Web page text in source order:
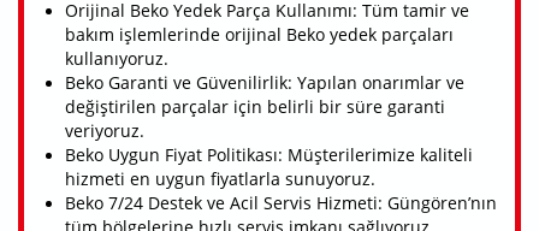
Orijinal Beko Yedek Parça Kullanımı: Tüm tamir ve
bakım işlemlerinde orijinal Beko yedek parçaları
kullanıyoruz.
Beko Garanti ve Güvenilirlik: Yapılan onarımlar ve
değiştirilen parçalar için belirli bir süre garanti
veriyoruz.
Beko Uygun Fiyat Politikası: Müşterilerimize kaliteli
hizmeti en uygun fiyatlarla sunuyoruz.
Beko 7/24 Destek ve Acil Servis Hizmeti: Güngören’nın